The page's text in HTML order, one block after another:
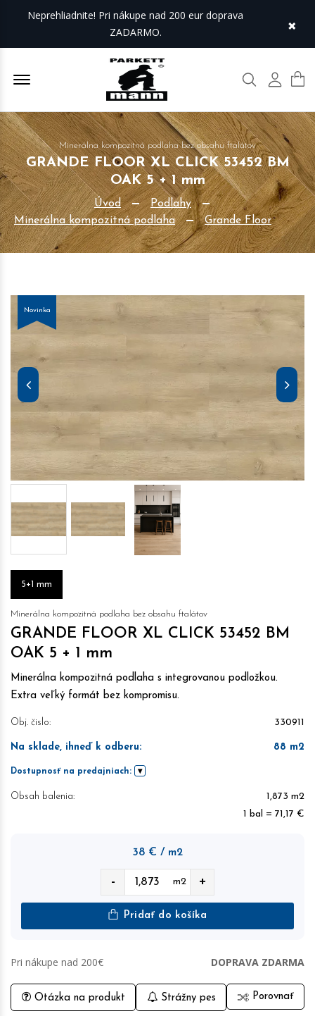
Neprehliadnite! Pri nákupe nad 200 eur doprava
ZADARMO.
×
Offcanvas Menu Open Hľadať Môj
Minerálna kompozitná podlaha bez obsahu ftalátov
GRANDE FLOOR XL CLICK 53452 BM
OAK 5 + 1 mm
Úvod
Podlahy
Minerálna kompozitná podlaha
Grande Floor
Novinka
5+1 mm
Minerálna kompozitná podlaha bez obsahu ftalátov
GRANDE FLOOR XL CLICK 53452 BM
OAK 5 + 1 mm
Minerálna kompozitná podlaha s integrovanou podložkou.
Extra veľký formát bez kompromisu.
Obj. čislo: 330911
Na sklade, ihneď k odberu: 88 m2
Dostupnosť na predajniach:
Obsah balenia:
1,873 m2
1 bal = 71,17 €
38 € / m2
- m2 +
Pridať do košíka
Pri nákupe nad 200€ DOPRAVA ZDARMA
Otázka na produkt Strážny pes Porovnať